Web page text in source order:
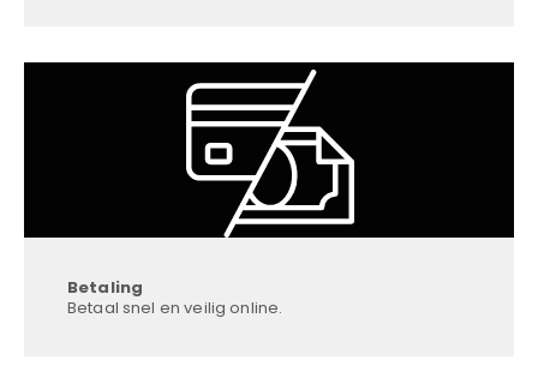
Betaling
Betaal snel en veilig online.